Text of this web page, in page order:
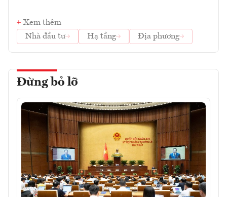
Xem thêm
Nhà đầu tư
Hạ tầng Địa phương
Đừng bỏ lỡ